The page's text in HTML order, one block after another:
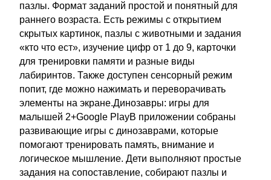
пазлы. Формат заданий простой и понятный для
раннего возраста. Есть режимы с открытием
скрытых картинок, пазлы с животными и задания
«кто что ест», изучение цифр от 1 до 9, карточки
для тренировки памяти и разные виды
лабиринтов. Также доступен сенсорный режим
попит, где можно нажимать и переворачивать
элементы на экране.Динозавры: игры для
малышей 2+Google PlayВ приложении собраны
развивающие игры с динозаврами, которые
помогают тренировать память, внимание и
логическое мышление. Дети выполняют простые
задания на сопоставление, собирают пазлы и